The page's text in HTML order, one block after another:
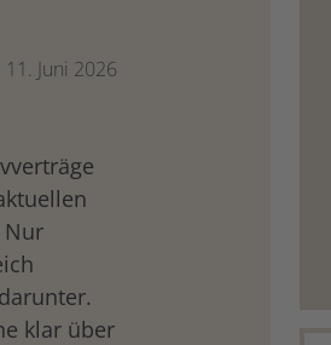
11. Juni 2026
Nur
klar über